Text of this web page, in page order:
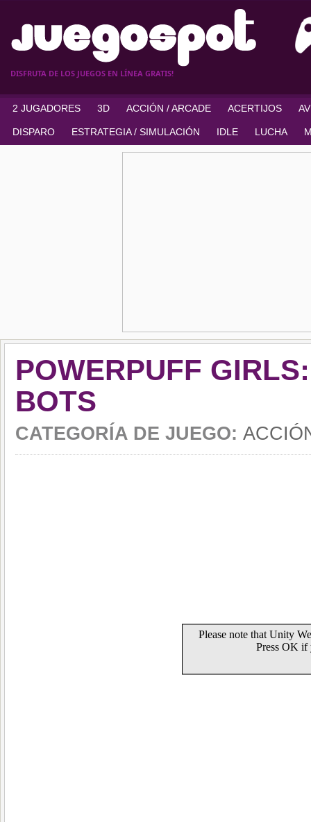
DISFRUTA DE LOS JUEGOS EN LÍNEA GRATIS!
2 JUGADORES 3D ACCIÓN / ARCADE ACERTIJOS
DISPARO ESTRATEGIA / SIMULACIÓN IDLE LUCHA
POWERPUFF
BOTS
CATEGORÍA DE JUEGO: